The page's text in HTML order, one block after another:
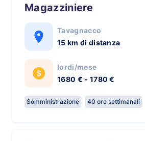
Magazziniere
Tavagnacco
15 km di distanza
lordi/mese
1680 € - 1780 €
Somministrazione 40 ore settimanali